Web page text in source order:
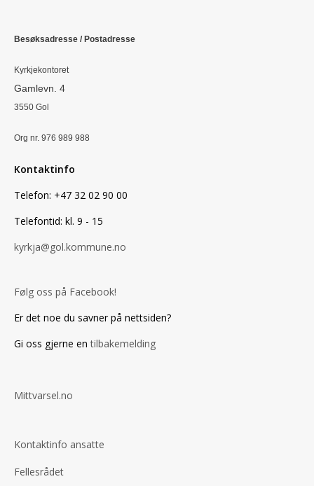
Besøksadresse / Postadresse
Kyrkjekontoret
Gamlevn. 4
3550 Gol
Org nr. 976 989 988
Kontaktinfo
Telefon: +47 32 02 90 00
Telefontid: kl. 9 - 15
kyrkja@gol.kommune.no
Følg oss på Facebook!
Er det noe du savner på nettsiden?
Gi oss gjerne en tilbakemelding
Mittvarsel.no
Kontaktinfo ansatte
Fellesrådet